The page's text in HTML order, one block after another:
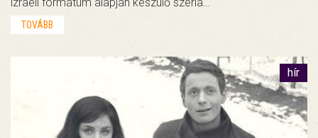
TOVÁBB
hír